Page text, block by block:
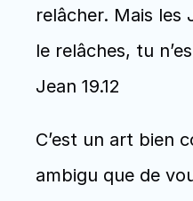
relâcher. Mais les
le relâches, tu
Jean 19.12
C’est un art bien
ambigu que de